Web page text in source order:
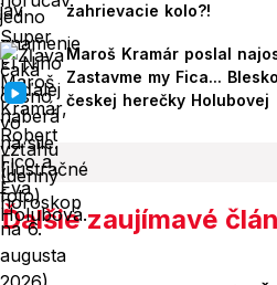
zahrievacie kolo?!
Maroš Kramár poslal
Zastavme my Fica...
českej herečky Holubovej
Ďalšie zaujímavé